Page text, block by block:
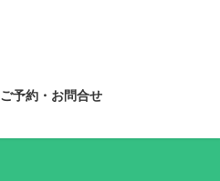
ご予約・お問合せ